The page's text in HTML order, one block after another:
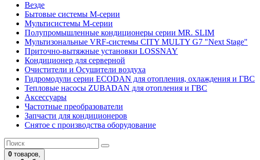
Везде
Бытовые системы M-серии
Мультисистемы M-серии
Полупромышленные кондиционеры серии MR. SLIM
Мультизональные VRF-системы CITY MULTY G7 "Next Stage"
Приточно-вытяжные установки LOSSNAY
Кондиционер для серверной
Очистители и Осушители воздуха
Гидромодули серии ECODAN для отопления, охлаждения и ГВС
Тепловые насосы ZUBADAN для отопления и ГВС
Аксесcуары
Частотные преобразователи
Запчасти для кондиционеров
Снятое с производства оборудование
0 товаров,